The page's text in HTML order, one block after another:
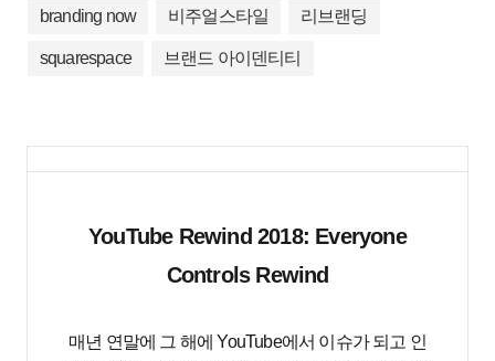
branding now 비주얼스타일 리브랜딩
squarespace 브랜드 아이덴티티
YouTube Rewind 2018: Everyone
Controls Rewind
매년 연말에 그 해에 YouTube에서 이슈가 되고 인